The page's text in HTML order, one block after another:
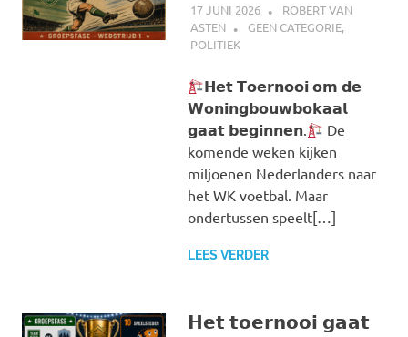
17 JUNI 2026
ROBERT VAN
ASTEN
GEEN CATEGORIE,
POLITIEK
𝗛𝗲𝘁 𝗧𝗼𝗲𝗿𝗻𝗼𝗼𝗶 𝗼𝗺 𝗱𝗲
𝗪𝗼𝗻𝗶𝗻𝗴𝗯𝗼𝘂𝘄𝗯𝗼𝗸𝗮𝗮𝗹
𝗴𝗮𝗮𝘁 𝗯𝗲𝗴𝗶𝗻𝗻𝗲𝗻.
De
komende weken kijken
miljoenen Nederlanders naar
het WK voetbal. Maar
ondertussen speelt[…]
LEES VERDER
𝗛𝗲𝘁 𝘁𝗼𝗲𝗿𝗻𝗼𝗼𝗶 𝗴𝗮𝗮𝘁